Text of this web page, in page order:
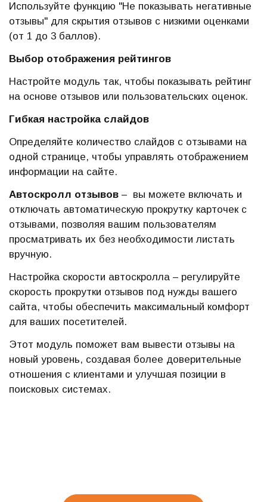
Используйте функцию "Не показывать негативные
отзывы" для скрытия отзывов с низкими оценками
(от 1 до 3 баллов).
Выбор отображения рейтингов
Настройте модуль так, чтобы показывать рейтинг
на основе отзывов или пользовательских оценок.
Гибкая настройка слайдов
Определяйте количество слайдов с отзывами на
одной странице, чтобы управлять отображением
информации на сайте.
Автоскролл отзывов – вы можете включать и
отключать автоматическую прокрутку карточек с
отзывами, позволяя вашим пользователям
просматривать их без необходимости листать
вручную.
Настройка скорости автоскролла – регулируйте
скорость прокрутки отзывов под нужды вашего
сайта, чтобы обеспечить максимальный комфорт
для ваших посетителей.
Этот модуль поможет вам вывести отзывы на
новый уровень, создавая более доверительные
отношения с клиентами и улучшая позиции в
поисковых системах.